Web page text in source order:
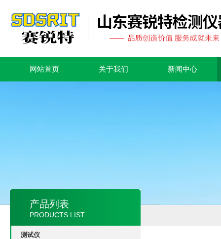
网站首页 关于我们 新闻中心
产品列表
PRODUCTS LIST
测试仪